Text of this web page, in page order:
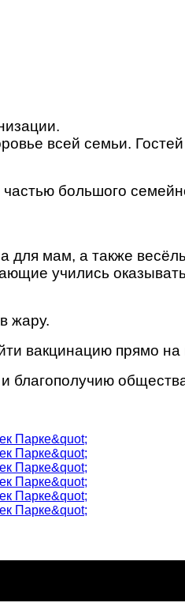
всей семьи.
большого
для мам, а также
учились
жару.
вакцинацию прямо на
благополучию